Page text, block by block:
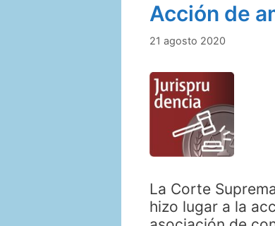
Acción de
21 agosto 2020
La Corte
hizo lugar a la